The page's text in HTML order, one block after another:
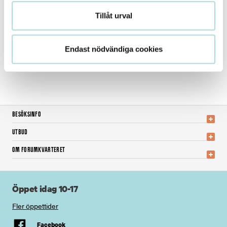
Tillåt urval
Endast nödvändiga cookies
tävlingsvillkor om det krävs för att uppfylla lagar
eller regler.
BESÖKSINFO
UTBUD
OM FORUMKVARTERET
Öppet idag 10-17
Fler öppettider
Facebook